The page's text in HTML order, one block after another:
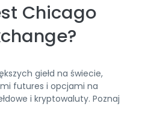
Chicago
giełd na świecie,
futures i opcjami na
i kryptowaluty. Poznaj